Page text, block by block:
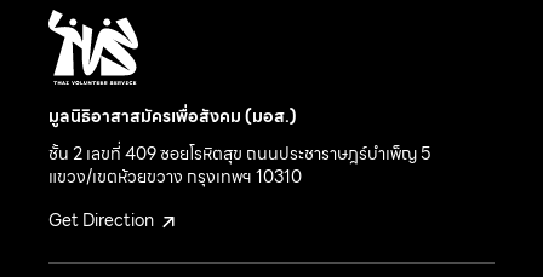
มูลนิธิอาสาสมัครเพื่อสังคม (มอส.)
ชั้น 2 เลขที่ 409 ซอยโรหิตสุข ถนนประชาราษฎร์บำเพ็ญ 5
แขวง/เขตห้วยขวาง กรุงเทพฯ 10310
Get Direction